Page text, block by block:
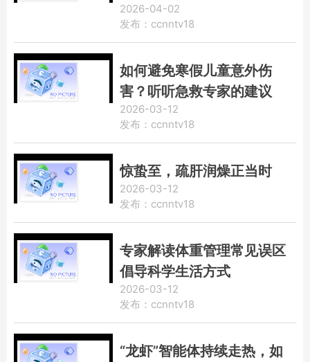
2026-04-02
发布：ccnntv18
如何避免寒假儿童意外伤
害？听听急救专家的建议
2026-03-12
发布：ccnntv18
惊蛰至，疏肝润燥正当时
2026-03-12
发布：ccnntv18
专家解读体重管理常见误区
倡导科学生活方式
2026-03-12
发布：ccnntv18
“龙虾”智能体持续走热，如